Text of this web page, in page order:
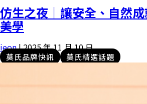
仿生之夜｜讓安全、自然
美學
ieon|2025 年 11 月 10 日
莫氏品牌快訊 莫氏精選話題